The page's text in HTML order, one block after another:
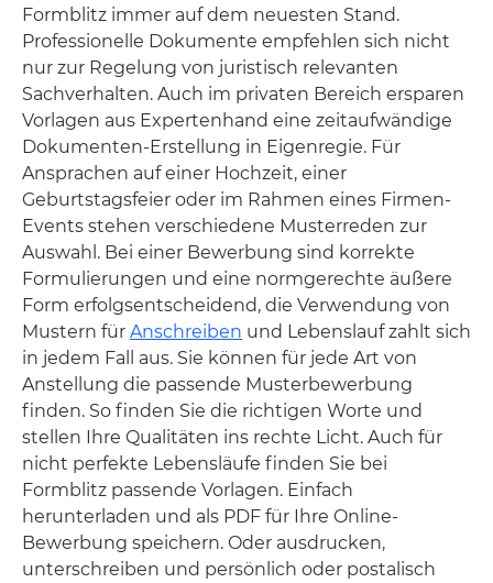
Formblitz immer auf dem neuesten Stand.
Professionelle Dokumente empfehlen sich nicht
nur zur Regelung von juristisch relevanten
Sachverhalten. Auch im privaten Bereich ersparen
Vorlagen aus Expertenhand eine zeitaufwändige
Dokumenten-Erstellung in Eigenregie. Für
Ansprachen auf einer Hochzeit, einer
Geburtstagsfeier oder im Rahmen eines Firmen-
Events stehen verschiedene Musterreden zur
Auswahl. Bei einer Bewerbung sind korrekte
Formulierungen und eine normgerechte äußere
Form erfolgsentscheidend, die Verwendung von
Mustern für Anschreiben und Lebenslauf zahlt sich
in jedem Fall aus. Sie können für jede Art von
Anstellung die passende Musterbewerbung
finden. So finden Sie die richtigen Worte und
stellen Ihre Qualitäten ins rechte Licht. Auch für
nicht perfekte Lebensläufe finden Sie bei
Formblitz passende Vorlagen. Einfach
herunterladen und als PDF für Ihre Online-
Bewerbung speichern. Oder ausdrucken,
unterschreiben und persönlich oder postalisch